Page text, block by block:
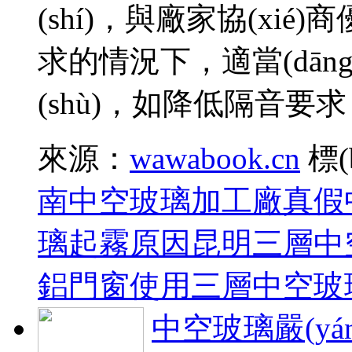
(shí)，與廠家協(xié)商
求的情況下，適當
(shù)，如降低隔音要
來源： wawabook.cn 標
南中空玻璃加工廠真假
璃起霧原因 昆明三層
鋁門窗使用三層中空
中空玻璃嚴